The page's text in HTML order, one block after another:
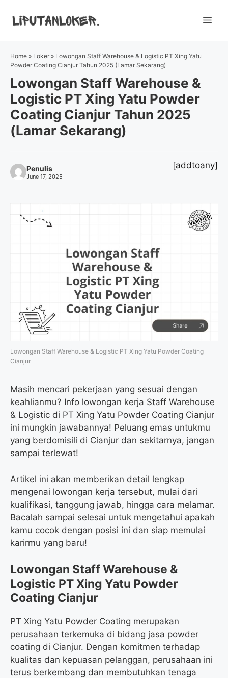
Home » Loker » Lowongan Staff Warehouse & Logistic PT Xing Yatu
Powder Coating Cianjur Tahun 2025 (Lamar Sekarang)
Lowongan Staff Warehouse &
Logistic PT Xing Yatu Powder
Coating Cianjur Tahun 2025
(Lamar Sekarang)
Penulis
June 17, 2025
[addtoany]
Lowongan Staff Warehouse & Logistic PT Xing Yatu Powder Coating
Cianjur
Masih mencari pekerjaan yang sesuai dengan
keahlianmu? Info lowongan kerja Staff Warehouse
& Logistic di PT Xing Yatu Powder Coating Cianjur
ini mungkin jawabannya! Peluang emas untukmu
yang berdomisili di Cianjur dan sekitarnya, jangan
sampai terlewat!
Artikel ini akan memberikan detail lengkap
mengenai lowongan kerja tersebut, mulai dari
kualifikasi, tanggung jawab, hingga cara melamar.
Bacalah sampai selesai untuk mengetahui apakah
kamu cocok dengan posisi ini dan siap memulai
karirmu yang baru!
Lowongan Staff Warehouse &
Logistic PT Xing Yatu Powder
Coating Cianjur
PT Xing Yatu Powder Coating merupakan
perusahaan terkemuka di bidang jasa powder
coating di Cianjur. Dengan komitmen terhadap
kualitas dan kepuasan pelanggan, perusahaan ini
terus berkembang dan membutuhkan tenaga